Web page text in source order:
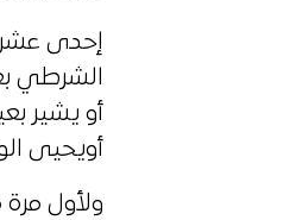
إحدى
الشرطي
أو يشير
أويحيى
ولأول مرة